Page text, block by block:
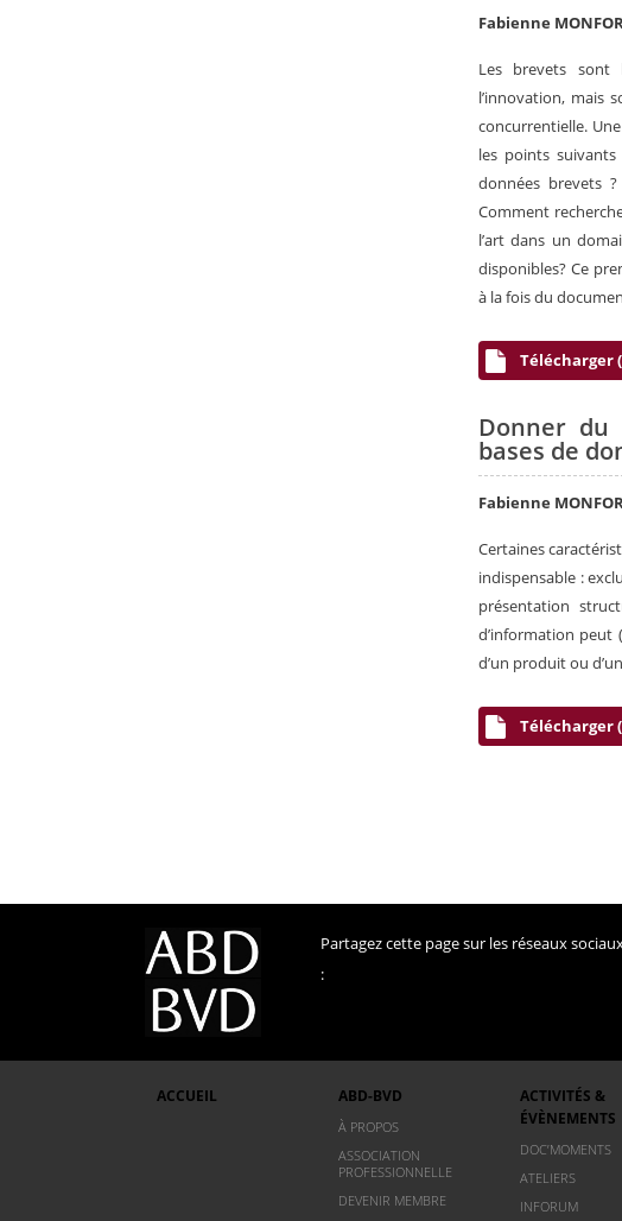
Fabienne
Les brevets sont
l’innovation, mais
concurrentielle.
les points
données brevets
Comment
l’art dans un
disponibles? Ce
à la fois du
Télécharger
Donner
bases de
Fabienne
Certaines
indispensable :
présentation
d’information peut
d’un produit ou
Télécharger
Partagez cette page sur les réseaux
:
ACCUEIL ABD-BVD
À PROPOS
ASSOCIATION
PROFESSIONNELLE
DEVENIR MEMBRE
ACTIVITÉS &
ÉVÈNEMENTS
DOC’MOMENTS
ATELIERS
INFORUM